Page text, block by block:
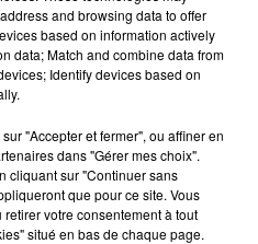
Gourmand 2026
!
and browsing data to offer
based on information actively
data; Match and combine data from
Identify devices based on
"Accepter et fermer", ou affiner en
dans "Gérer mes choix".
cliquant sur "Continuer sans
que pour ce site. Vous
votre consentement à tout
situé en bas de chaque page.